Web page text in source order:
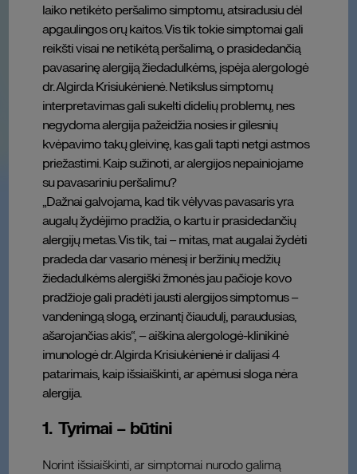
laiko netikėto peršalimo simptomu, atsiradusiu dėl
apgaulingos orų kaitos. Vis tik tokie simptomai gali
reikšti visai ne netikėtą peršalimą, o prasidedančią
pavasarinę alergiją žiedadulkėms, įspėja alergologė
dr. Algirda Krisiukėnienė. Netikslus simptomų
interpretavimas gali sukelti didelių problemų, nes
negydoma alergija pažeidžia nosies ir gilesnių
kvėpavimo takų gleivinę, kas gali tapti netgi astmos
priežastimi. Kaip sužinoti, ar alergijos nepainiojame
su pavasariniu peršalimu?
„Dažnai galvojama, kad tik vėlyvas pavasaris yra
augalų žydėjimo pradžia, o kartu ir prasidedančių
alergijų metas. Vis tik, tai – mitas, mat augalai žydėti
pradeda dar vasario mėnesį ir beržinių medžių
žiedadulkėms alergiški žmonės jau pačioje kovo
pradžioje gali pradėti jausti alergijos simptomus –
vandeningą slogą, erzinantį čiaudulį, paraudusias,
ašarojančias akis“, – aiškina alergologė-klinikinė
imunologė dr. Algirda Krisiukėnienė ir dalijasi 4
patarimais, kaip išsiaiškinti, ar apėmusi sloga nėra
alergija.
1. Tyrimai – būtini
Norint išsiaiškinti, ar simptomai nurodo galimą